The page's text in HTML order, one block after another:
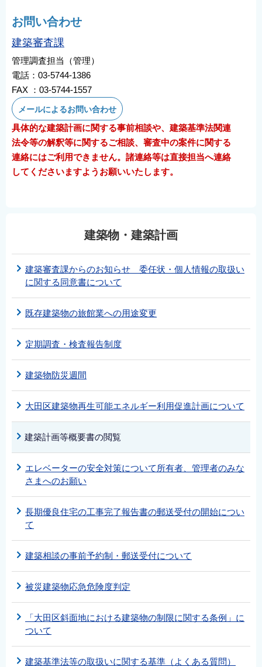
お問い合わせ
建築審査課
管理調査担当（管理）
電話：03-5744-1386
FAX ：03-5744-1557
メールによるお問い合わせ
具体的な建築計画に関する事前相談や、建築基準法関連
法令等の解釈等に関するご相談、審査中の案件に関する
連絡にはご利用できません。諸連絡等は直接担当へ連絡
してくださいますようお願いいたします。
建築物・建築計画
建築審査課からのお知らせ 委任状・個人情報の取扱い
に関する同意書について
既存建築物の旅館業への用途変更
定期調査・検査報告制度
建築物防災週間
大田区建築物再生可能エネルギー利用促進計画について
建築計画等概要書の閲覧
エレベーターの安全対策について所有者、管理者のみな
さまへのお願い
長期優良住宅の工事完了報告書の郵送受付の開始につい
て
建築相談の事前予約制・郵送受付について
被災建築物応急危険度判定
「大田区斜面地における建築物の制限に関する条例」に
ついて
建築基準法等の取扱いに関する基準（よくある質問）